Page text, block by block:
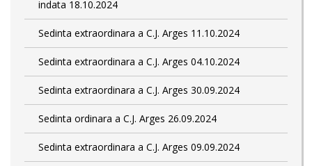
indata 18.10.2024
Sedinta extraordinara a C.J. Arges 11.10.2024
Sedinta extraordinara a C.J. Arges 04.10.2024
Sedinta extraordinara a C.J. Arges 30.09.2024
Sedinta ordinara a C.J. Arges 26.09.2024
Sedinta extraordinara a C.J. Arges 09.09.2024